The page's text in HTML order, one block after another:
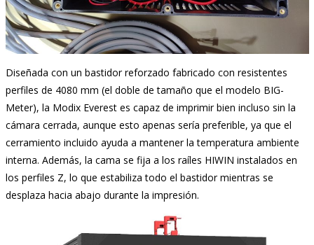
Diseñada con un bastidor reforzado fabricado con resistentes
perfiles de 4080 mm (el doble de tamaño que el modelo BIG-
Meter), la Modix Everest es capaz de imprimir bien incluso sin la
cámara cerrada, aunque esto apenas sería preferible, ya que el
cerramiento incluido ayuda a mantener la temperatura ambiente
interna. Además, la cama se fija a los raíles HIWIN instalados en
los perfiles Z, lo que estabiliza todo el bastidor mientras se
desplaza hacia abajo durante la impresión.